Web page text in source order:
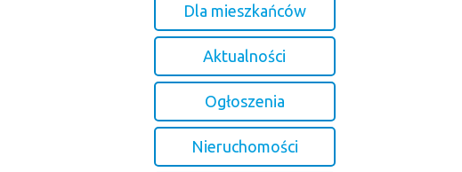
Dla mieszkańców
Aktualności
Ogłoszenia
Nieruchomości